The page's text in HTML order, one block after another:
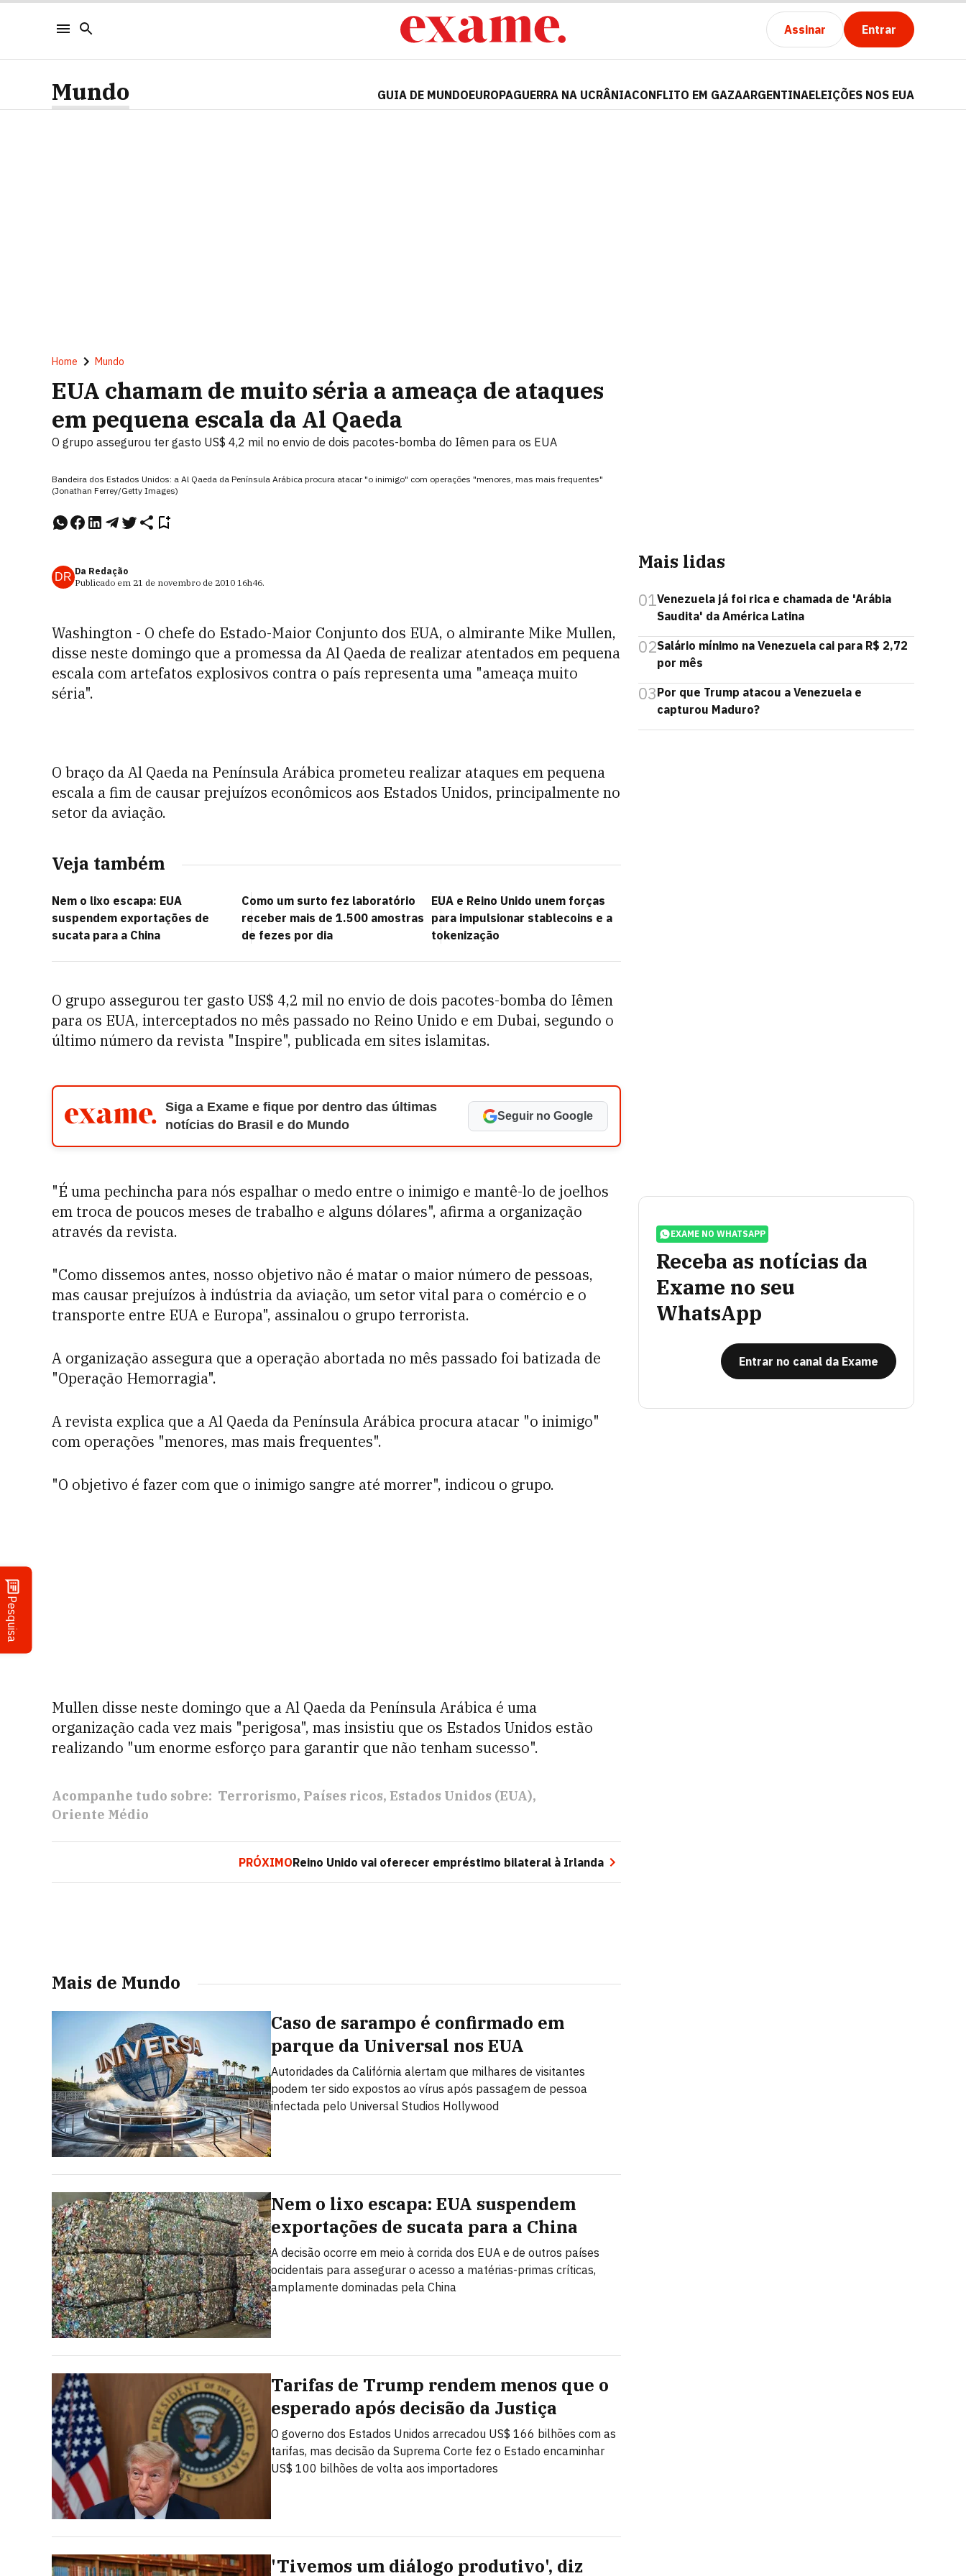
Assinar Entrar
Pesquisa
Mundo GUIA DE MUNDOEUROPAGUERRA NA UCRÂNIACONFLITO EM GAZAARGENTINAELEIÇÕES NOS EUA
Home Mundo
EUA chamam de muito séria a ameaça de ataques
em pequena escala da Al Qaeda
O grupo assegurou ter gasto US$ 4,2 mil no envio de dois pacotes-bomba do Iêmen para os EUA
Bandeira dos Estados Unidos: a Al Qaeda da Península Arábica procura atacar "o inimigo" com operações "menores, mas mais frequentes"
(Jonathan Ferrey/Getty Images)
DR Da Redação
Publicado em 21 de novembro de 2010 16h46.
Washington - O chefe do Estado-Maior Conjunto dos EUA, o almirante Mike Mullen,
disse neste domingo que a promessa da Al Qaeda de realizar atentados em pequena
escala com artefatos explosivos contra o país representa uma "ameaça muito
séria".
O braço da Al Qaeda na Península Arábica prometeu realizar ataques em pequena
escala a fim de causar prejuízos econômicos aos Estados Unidos, principalmente no
setor da aviação.
Veja também
Nem o lixo escapa: EUA
suspendem exportações de
sucata para a China
Como um surto fez laboratório
receber mais de 1.500 amostras
de fezes por dia
EUA e Reino Unido unem forças
para impulsionar stablecoins e a
tokenização
O grupo assegurou ter gasto US$ 4,2 mil no envio de dois pacotes-bomba do Iêmen
para os EUA, interceptados no mês passado no Reino Unido e em Dubai, segundo o
último número da revista "Inspire", publicada em sites islamitas.
Siga a Exame e fique por dentro das últimas
notícias do Brasil e do Mundo
Seguir no Google
"É uma pechincha para nós espalhar o medo entre o inimigo e mantê-lo de joelhos
em troca de poucos meses de trabalho e alguns dólares", afirma a organização
através da revista.
"Como dissemos antes, nosso objetivo não é matar o maior número de pessoas,
mas causar prejuízos à indústria da aviação, um setor vital para o comércio e o
transporte entre EUA e Europa", assinalou o grupo terrorista.
A organização assegura que a operação abortada no mês passado foi batizada de
"Operação Hemorragia".
A revista explica que a Al Qaeda da Península Arábica procura atacar "o inimigo"
com operações "menores, mas mais frequentes".
"O objetivo é fazer com que o inimigo sangre até morrer", indicou o grupo.
Mullen disse neste domingo que a Al Qaeda da Península Arábica é uma
organização cada vez mais "perigosa", mas insistiu que os Estados Unidos estão
realizando "um enorme esforço para garantir que não tenham sucesso".
Acompanhe tudo sobre: Terrorismo Países ricos Estados Unidos (EUA)
Oriente Médio
PRÓXIMOReino Unido vai oferecer empréstimo bilateral à Irlanda
Mais de Mundo
Caso de sarampo é confirmado em
parque da Universal nos EUA
Autoridades da Califórnia alertam que milhares de visitantes
podem ter sido expostos ao vírus após passagem de pessoa
infectada pelo Universal Studios Hollywood
Nem o lixo escapa: EUA suspendem
exportações de sucata para a China
A decisão ocorre em meio à corrida dos EUA e de outros países
ocidentais para assegurar o acesso a matérias-primas críticas,
amplamente dominadas pela China
Tarifas de Trump rendem menos que o
esperado após decisão da Justiça
O governo dos Estados Unidos arrecadou US$ 166 bilhões com as
tarifas, mas decisão da Suprema Corte fez o Estado encaminhar
US$ 100 bilhões de volta aos importadores
'Tivemos um diálogo produtivo', diz
Mais lidas
01Venezuela já foi rica e chamada de 'Arábia
Saudita' da América Latina
02Salário mínimo na Venezuela cai para R$ 2,72
por mês
03Por que Trump atacou a Venezuela e
capturou Maduro?
EXAME NO WHATSAPP
Receba as notícias da
Exame no seu
WhatsApp
Entrar no canal da Exame